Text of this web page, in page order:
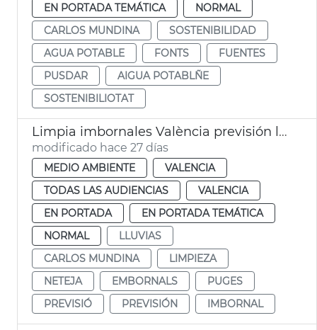
EN PORTADA TEMÁTICA
NORMAL
CARLOS MUNDINA
SOSTENIBILIDAD
AGUA POTABLE
FONTS
FUENTES
PUSDAR
AIGUA POTABLÑE
SOSTENIBILIOTAT
Limpia imbornales València previsión lluvias verano
modificado hace 27 días
MEDIO AMBIENTE
VALENCIA
TODAS LAS AUDIENCIAS
VALENCIA
EN PORTADA
EN PORTADA TEMÁTICA
NORMAL
LLUVIAS
CARLOS MUNDINA
LIMPIEZA
NETEJA
EMBORNALS
PUGES
PREVISIÓ
PREVISIÓN IMBORNAL